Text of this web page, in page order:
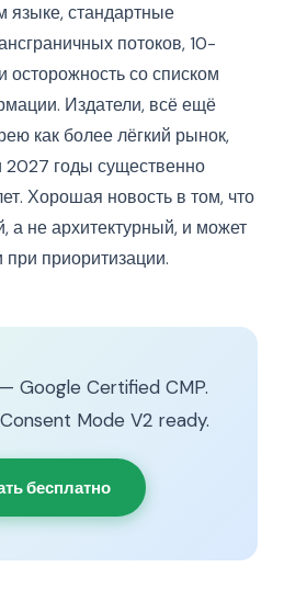
языке, стандартные
потоков, 10-
осторожность со списком
Издатели, всё ещё
как более лёгкий рынок,
2027 годы существенно
Хорошая новость в том, что
а не архитектурный, и может
при приоритизации.
— Google Certified CMP.
Mode V2 ready.
бесплатно